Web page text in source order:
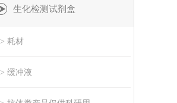
生化检测试剂盒
> 耗材
> 缓冲液